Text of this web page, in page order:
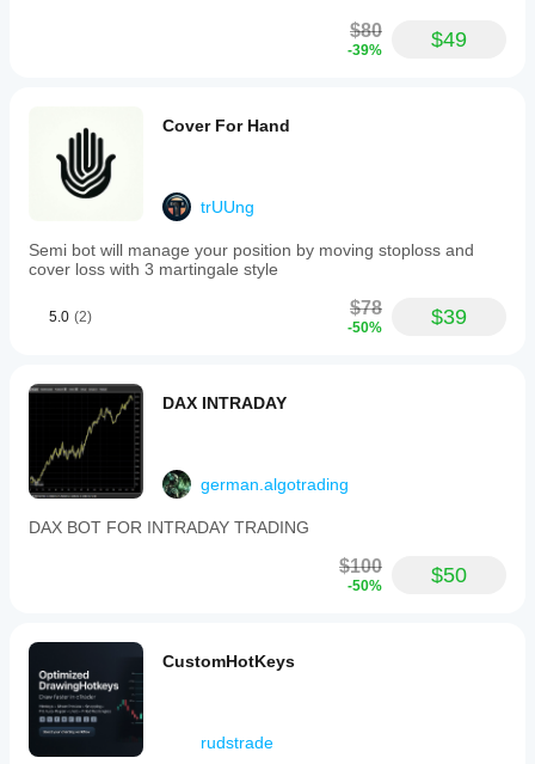
configured
RR
level
Manual
SL
if
moves
to
breakeven
or
better,
the
-
Execution
Limit:
restricts
the
number
partials
I would
still keep
the
process.
$80
-39% $49
Cover For Hand
trUUng
Semi bot will manage your position by moving stoploss and
cover loss with 3 martingale style
5.0 (2) $78
-50% $39
DAX INTRADAY
german.algotrading
DAX BOT FOR INTRADAY TRADING
$100
-50% $50
CustomHotKeys
rudstrade